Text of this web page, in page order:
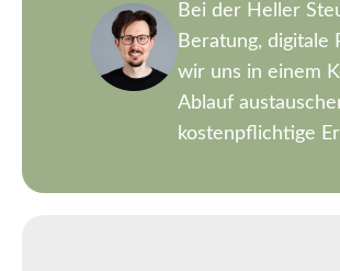
Bei der Heller
Beratung, digitale
wir uns in einem
Ablauf
kostenpflichtige